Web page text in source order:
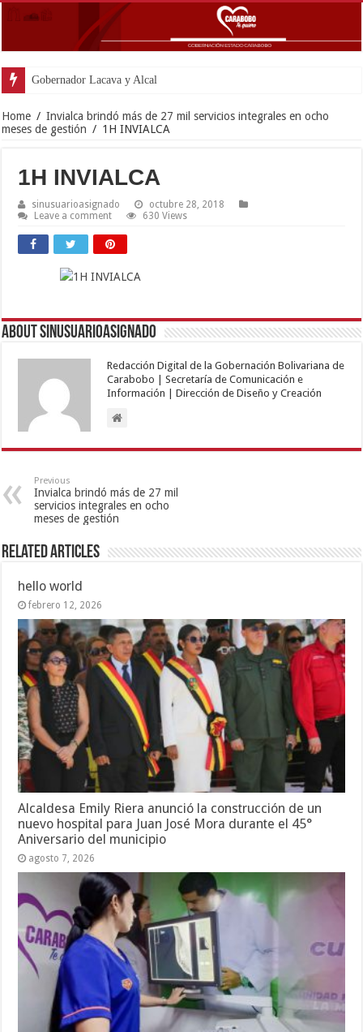
Gobernador Lacava y Alcaldesa Castill
Home / Invialca brindó más de 27 mil servicios integrales en ocho
meses de gestión / 1H INVIALCA
1H INVIALCA
sinusuarioasignado
octubre 28, 2018
Leave a comment
630 Views
About sinusuarioasignado
Redacción Digital de la Gobernación Bolivariana de
Carabobo | Secretaría de Comunicación e
Información | Dirección de Diseño y Creación
Previous
Invialca brindó más de 27 mil
servicios integrales en ocho
meses de gestión
Related Articles
hello world
febrero 12, 2026
Alcaldesa Emily Riera anunció la construcción de un
nuevo hospital para Juan José Mora durante el 45°
Aniversario del municipio
agosto 7, 2026